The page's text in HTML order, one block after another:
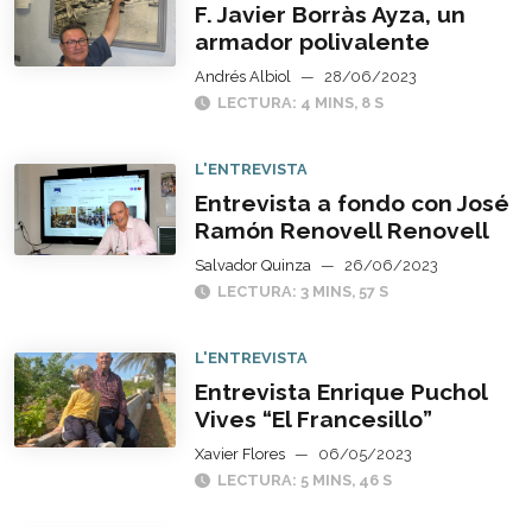
F. Javier Borràs Ayza, un
armador polivalente
Andrés Albiol — 28/06/2023
LECTURA: 4 MINS, 8 S
L'ENTREVISTA
Entrevista a fondo con José
Ramón Renovell Renovell
Salvador Quinza — 26/06/2023
LECTURA: 3 MINS, 57 S
L'ENTREVISTA
Entrevista Enrique Puchol
Vives “El Francesillo”
Xavier Flores —
06/05/2023
LECTURA: 5 MINS, 46 S